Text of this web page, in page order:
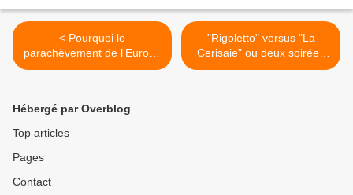
< Pourquoi le
parachèvement de l'Europe
est-il aujourd'hui plus que
"Rigoletto" versus "La
Cerisaie" ou deux soirées
inégales - Acte 1 >
Hébergé par Overblog
Top articles
Pages
Contact